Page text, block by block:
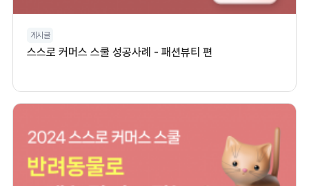
게시글
스스로 커머스 스쿨 성공사례 - 패션뷰티 편